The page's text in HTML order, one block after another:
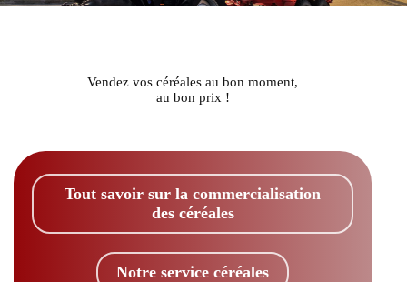
Vendez vos céréales au bon moment,
au bon prix !
Tout savoir sur la commercialisation
des céréales
Notre service céréales